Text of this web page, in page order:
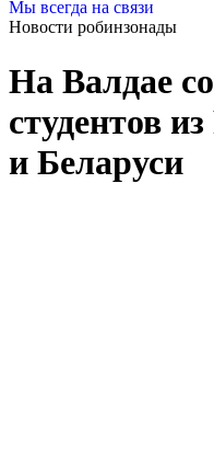
Мы всегда на связи
Новости робинзонады
На Валдае
студентов
и Беларуси